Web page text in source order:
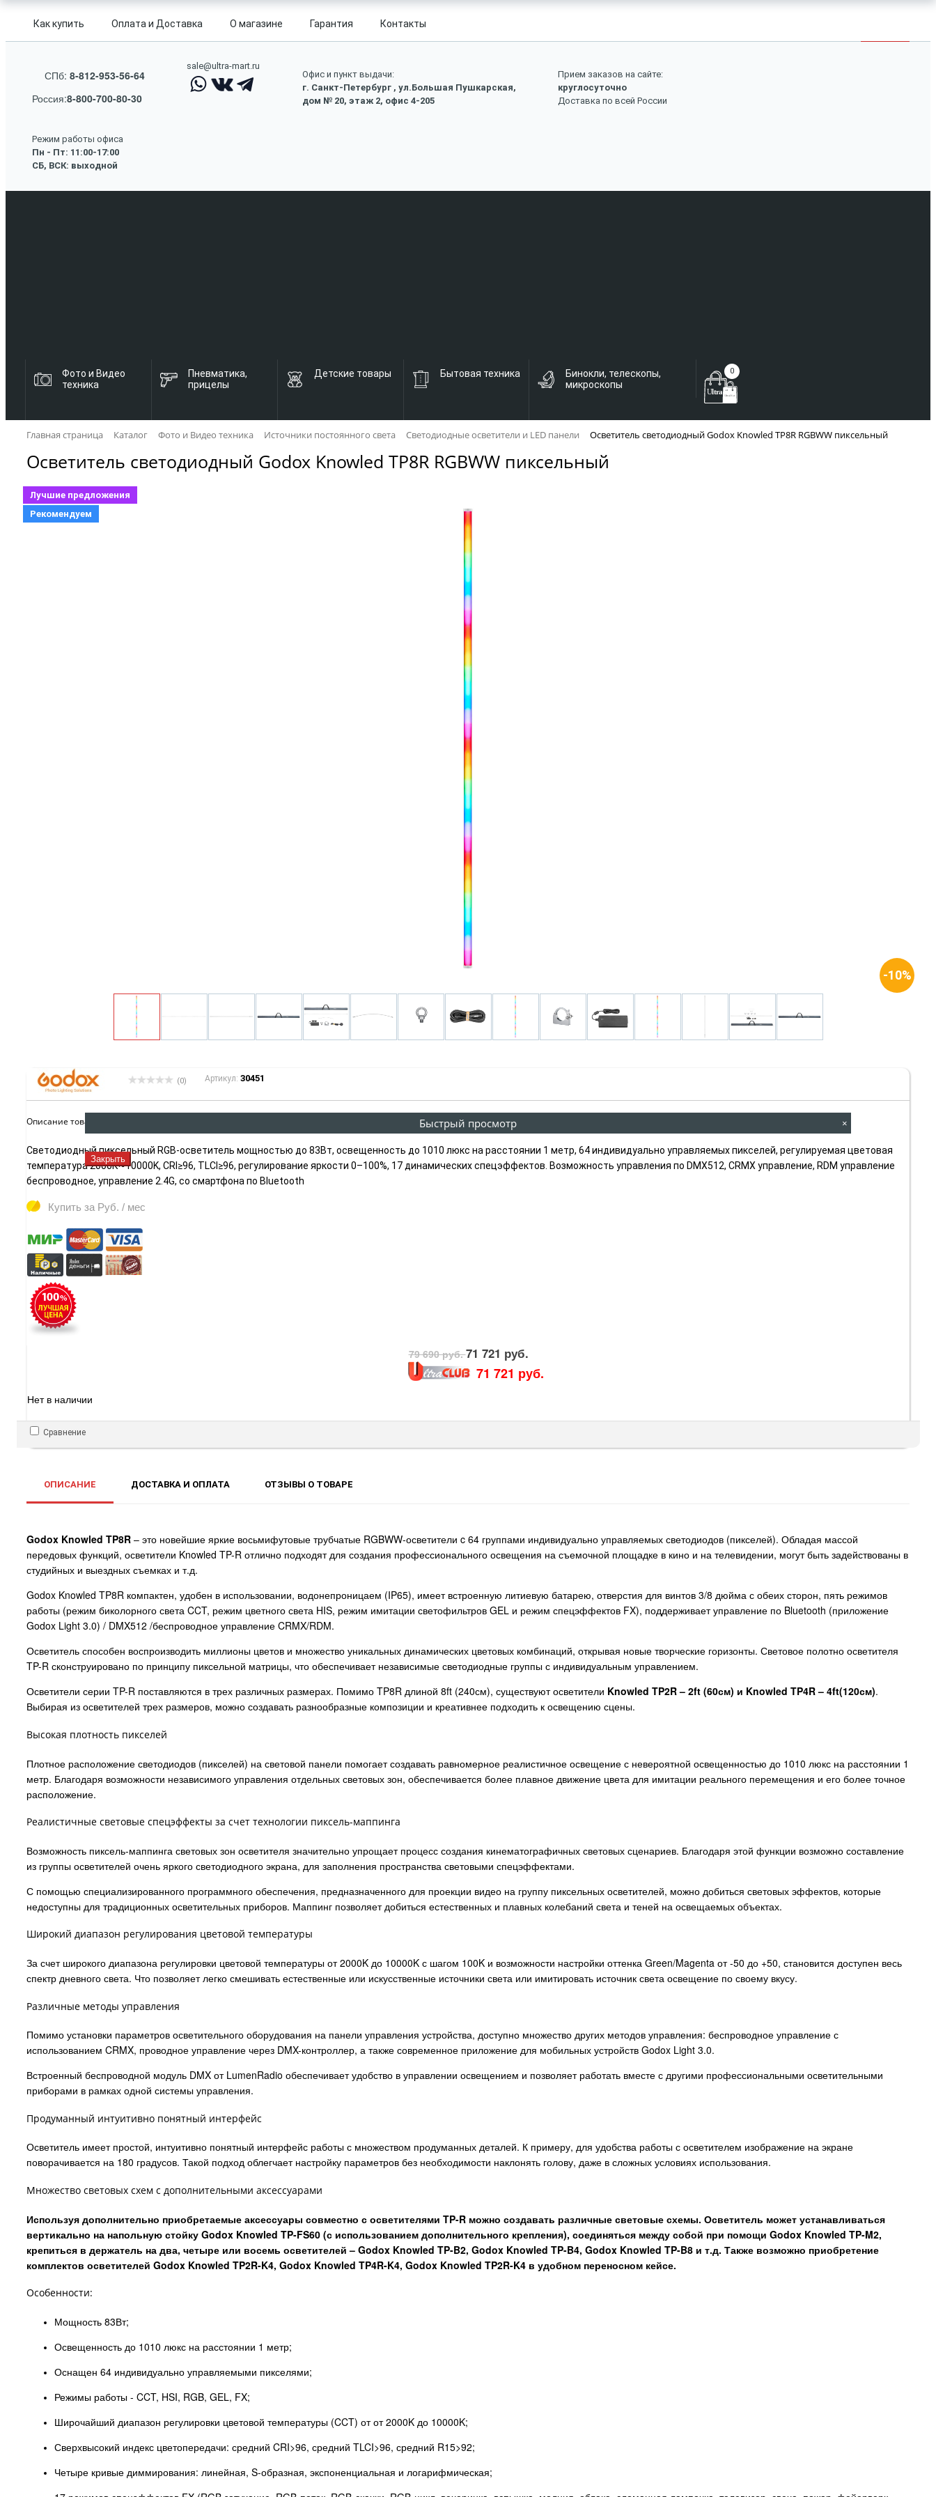
Как купить Оплата и Доставка О магазине Гарантия Контакты
СПб: 8-812-953-56-64
Россия:8-800-700-80-30
sale@ultra-mart.ru
Офис и пункт выдачи:
г. Санкт-Петербург , ул.Большая Пушкарская,
дом № 20, этаж 2, офис 4-205
Прием заказов на сайте:
круглосуточно
Доставка по всей России
Режим работы офиса
Пн - Пт: 11:00-17:00
СБ, ВСК: выходной
Фото и Видео
техника
Пневматика,
прицелы
Детские товары Бытовая техника
Бинокли, телескопы,
микроскопы
0
Главная страница Каталог Фото и Видео техника Источники постоянного света Светодиодные осветители и LED панели Осветитель светодиодный Godox Knowled TP8R RGBWW пиксельный
Осветитель светодиодный Godox Knowled TP8R RGBWW пиксельный
Лучшие предложения
Рекомендуем
-10%
(0) Артикул: 30451
Описание товара:
Светодиодный пиксельный RGB-осветитель мощностью до 83Вт, освещенность до 1010 люкс на расстоянии 1 метр, 64 индивидуально управляемых пикселей, регулируемая цветовая
температура 2000К~10000K, CRI≥96, TLCI≥96, регулирование яркости 0–100%, 17 динамических спецэффектов. Возможность управления по DMX512, CRMX управление, RDM управление
беспроводное, управление 2.4G, со смартфона по Bluetooth
Купить за Руб. / мес
79 690 руб.71 721 руб.
71 721 руб.
Нет в наличии
Сравнение
ОПИСАНИЕ ДОСТАВКА И ОПЛАТА ОТЗЫВЫ О ТОВАРЕ
Godox Knowled TP8R – это новейшие яркие восьмифутовые трубчатые RGBWW-осветители c 64 группами индивидуально управляемых светодиодов (пикселей). Обладая массой
передовых функций, осветители Knowled TP-R отлично подходят для создания профессионального освещения на съемочной площадке в кино и на телевидении, могут быть задействованы в
студийных и выездных съемках и т.д.
Godox Knowled TP8R компактен, удобен в использовании, водонепроницаем (IP65), имеет встроенную литиевую батарею, отверстия для винтов 3/8 дюйма с обеих сторон, пять режимов
работы (режим биколорного света CCT, режим цветного света HIS, режим имитации светофильтров GEL и режим спецэффектов FX), поддерживает управление по Bluetooth (приложение
Godox Light 3.0) / DMX512 /беспроводное управление CRMX/RDM.
Осветитель способен воспроизводить миллионы цветов и множество уникальных динамических цветовых комбинаций, открывая новые творческие горизонты. Световое полотно осветителя
TP-R сконструировано по принципу пиксельной матрицы, что обеспечивает независимые светодиодные группы с индивидуальным управлением.
Осветители серии TP-R поставляются в трех различных размерах. Помимо TP8R длиной 8ft (240см), существуют осветители Knowled TP2R– 2ft (60см) и Knowled TP4R– 4ft(120см).
Выбирая из осветителей трех размеров, можно создавать разнообразные композиции и креативнее подходить к освещению сцены.
Высокая плотность пикселей
Плотное расположение светодиодов (пикселей) на световой панели помогает создавать равномерное реалистичное освещение с невероятной освещенностью до 1010 люкс на расстоянии 1
метр. Благодаря возможности независимого управления отдельных световых зон, обеспечивается более плавное движение цвета для имитации реального перемещения и его более точное
расположение.
Реалистичные световые спецэффекты за счет технологии пиксель-маппинга
Возможность пиксель-маппинга световых зон осветителя значительно упрощает процесс создания кинематографичных световых сценариев. Благодаря этой функции возможно составление
из группы осветителей очень яркого светодиодного экрана, для заполнения пространства световыми спецэффектами.
С помощью специализированного программного обеспечения, предназначенного для проекции видео на группу пиксельных осветителей, можно добиться световых эффектов, которые
недоступны для традиционных осветительных приборов. Маппинг позволяет добиться естественных и плавных колебаний света и теней на освещаемых объектах.
Широкий диапазон регулирования цветовой температуры
За счет широкого диапазона регулировки цветовой температуры от 2000K до 10000K с шагом 100K и возможности настройки оттенка Green/Magenta от -50 до +50, становится доступен весь
спектр дневного света. Что позволяет легко смешивать естественные или искусственные источники света или имитировать источник света освещение по своему вкусу.
Различные методы управления
Помимо установки параметров осветительного оборудования на панели управления устройства, доступно множество других методов управления: беспроводное управление с
использованием CRMX, проводное управление через DMX-контроллер, а также современное приложение для мобильных устройств Godox Light 3.0.
Встроенный беспроводной модуль DMX от LumenRadio обеспечивает удобство в управлении освещением и позволяет работать вместе с другими профессиональными осветительными
приборами в рамках одной системы управления.
Продуманный интуитивно понятный интерфейс
Осветитель имеет простой, интуитивно понятный интерфейс работы с множеством продуманных деталей. К примеру, для удобства работы с осветителем изображение на экране
поворачивается на 180 градусов. Такой подход облегчает настройку параметров без необходимости наклонять голову, даже в сложных условиях использования.
Множество световых схем с дополнительными аксессуарами
Используя дополнительно приобретаемые аксессуары совместно с осветителями TP-R можно создавать различные световые схемы. Осветитель может устанавливаться
вертикально на напольную стойку Godox Knowled TP-FS60 (с использованием дополнительного крепления), соединяться между собой при помощи Godox Knowled TP-M2,
крепиться в держатель на два, четыре или восемь осветителей – Godox Knowled TP-B2, Godox Knowled TP-B4, Godox Knowled TP-B8 и т.д. Также возможно приобретение
комплектов осветителей Godox Knowled TP2R-K4, Godox Knowled TP4R-K4, Godox Knowled TP2R-K4 в удобном переносном кейсе.
Особенности:
Мощность 83Вт;
Освещенность до 1010 люкс на расстоянии 1 метр;
Оснащен 64 индивидуально управляемыми пикселями;
Режимы работы - CCT, HSI, RGB, GEL, FX;
Широчайший диапазон регулировки цветовой температуры (CCT) от от 2000K до 10000K;
Сверхвысокий индекс цветопередачи: средний CRI>96, средний TLCI>96, средний R15>92;
Четыре кривые диммирования: линейная, S-образная, экспоненциальная и логарифмическая;
Быстрый просмотр ×
Закрыть